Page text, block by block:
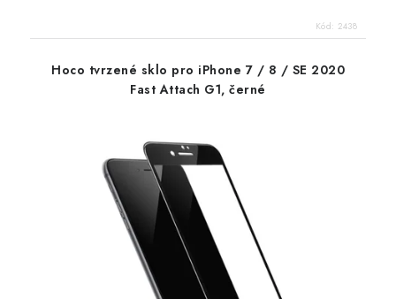
Kód: 2438
Hoco tvrzené sklo pro iPhone 7 / 8 / SE 2020
Fast Attach G1, černé